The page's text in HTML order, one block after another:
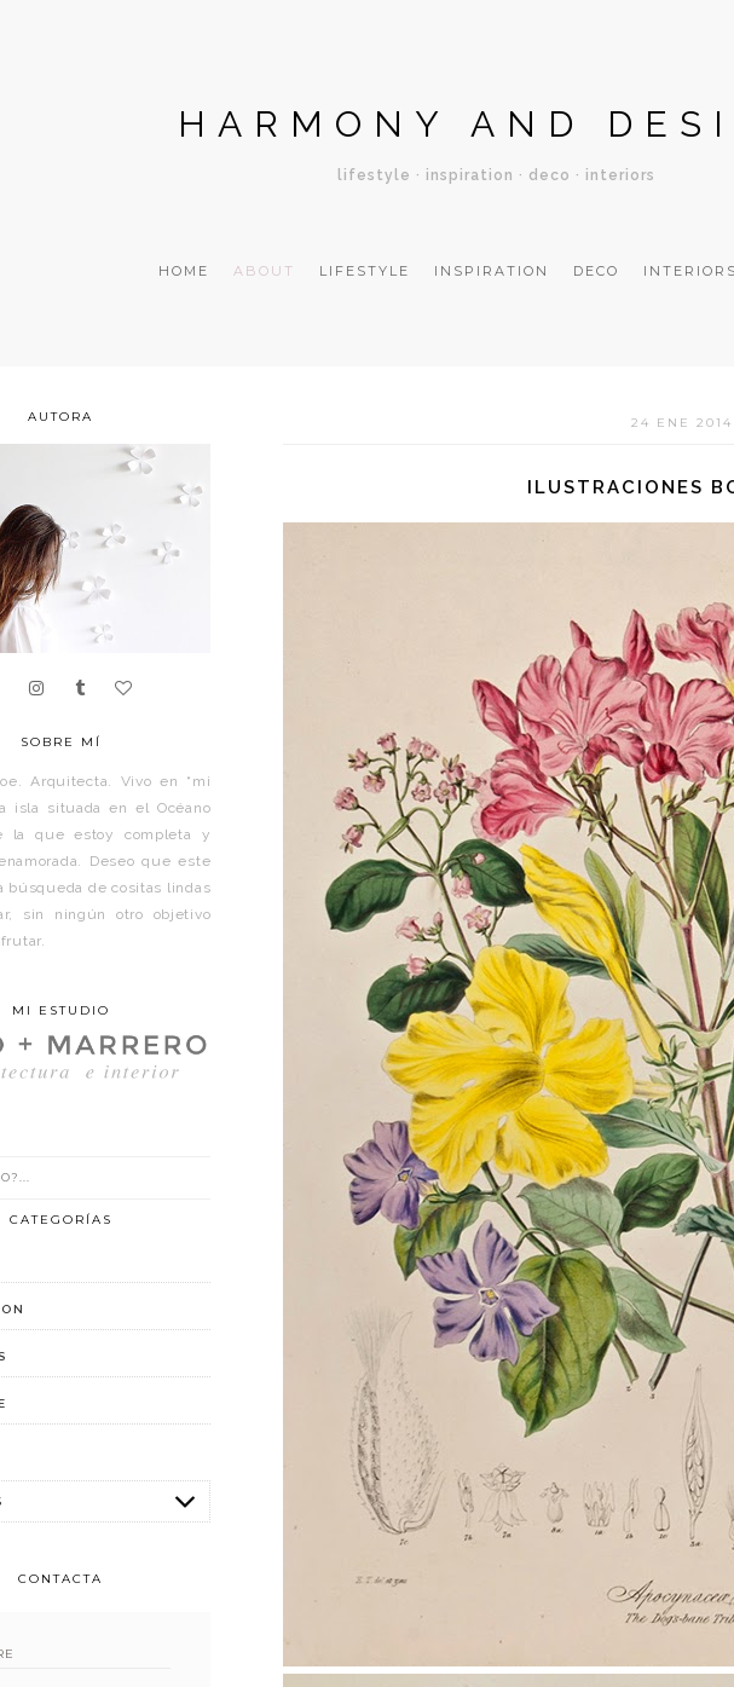
HARMONY AND
lifestyle · inspiration · deco · interiors
HOME ABOUT LIFESTYLE INSPIRATION DECO INTERIORS
24 ENE 2014
ILUSTRACIONES
AUTORA
SOBRE MÍ
Arquitecta. Vivo en “mi
isla situada en el Océano
la que estoy completa y
Deseo que este
búsqueda de cositas lindas
sin ningún otro objetivo
MI ESTUDIO
CATEGORÍAS
CONTACTA